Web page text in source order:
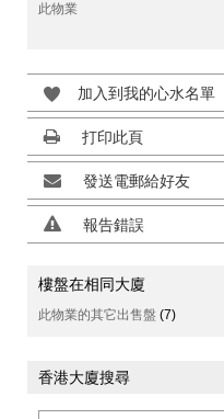
此物業
加入到我的心水名單
打印此頁
發送電郵給好友
報告錯誤
樓盤在相同大廈
此物業的其它出售盤 (7)
香港大廈搜尋